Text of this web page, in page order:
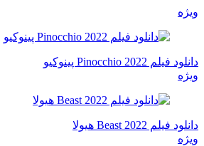
ویژه
دانلود فیلم Pinocchio 2022 پینوکیو
ویژه
دانلود فیلم Beast 2022 هیولا
ویژه